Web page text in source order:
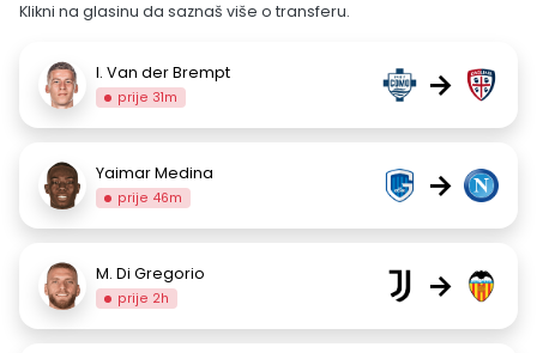
Klikni na glasinu da saznaš više o transferu.
I. Van der Brempt
prije 31m →
Yaimar Medina
prije 46m →
M. Di Gregorio
prije 2h →